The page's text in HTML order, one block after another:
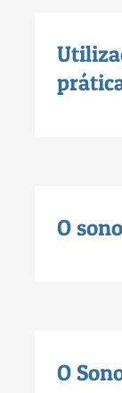
O
O